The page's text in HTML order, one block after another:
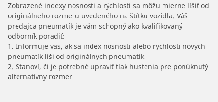
Zobrazené indexy nosnosti a rýchlosti sa môžu mierne líšiť od
originálneho rozmeru uvedeného na štítku vozidla. Váš
predajca pneumatík je vám schopný ako kvalifikovaný
odborník poradiť:
1. Informuje vás, ak sa index nosnosti alebo rýchlosti nových
pneumatík líši od originálnych pneumatík.
2. Stanoví, či je potrebné upraviť tlak hustenia pre ponúknutý
alternatívny rozmer.